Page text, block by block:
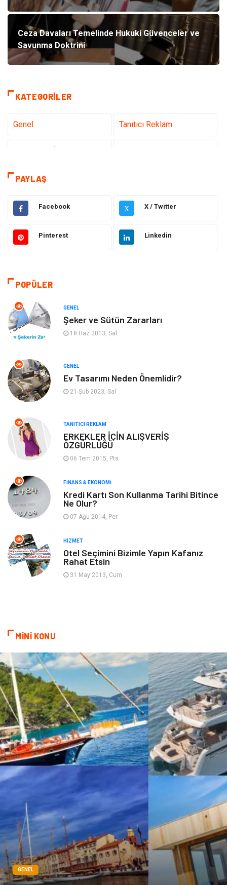
Ceza Davaları Temelinde Hukuki Güvenceler ve
Savunma Doktrini
KATEGORILER
Genel Tanıtıcı Reklam
Hizmet
Hukuk Elektrik Elektronik
Güzellik & Bakım Moda
Giyim
Otomotiv
Gıda
Gayrimenkul
Anne & Çocuk Müzik
Tatil Genel Kültür
Emlak
Ev İşleri
Gençlik & Eğlence
Sigorta
Mobilya
PAYLAŞ
Facebook X X / Twitter
Pinterest Linkedin
POPÜLER
GENEL
Şeker ve Sütün Zararları
18 Haz 2013, Sal
GENEL
Ev Tasarımı Neden Önemlidir?
21 Şub 2023, Sal
TANITICI REKLAM
ERKEKLER İÇİN ALIŞVERİŞ
ÖZGÜRLÜĞÜ
06 Tem 2015, Pts
FINANS & EKONOMI
Kredi Kartı Son Kullanma Tarihi Bitince
Ne Olur?
07 Ağu 2014, Per
HIZMET
Otel Seçimini Bizimle Yapın Kafanız
Rahat Etsin
31 May 2013, Cum
MİNİ KONU
GENEL